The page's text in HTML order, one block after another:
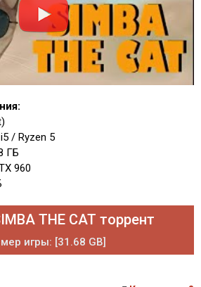
/ Ryzen 5
ГБ
960
THE CAT торрент
игры: [31.68 GB]